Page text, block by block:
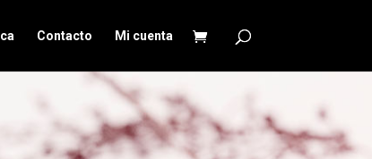
Contacto Mi cuenta